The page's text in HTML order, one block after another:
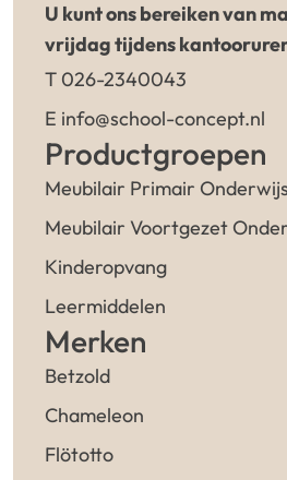
U kunt ons bereiken van
vrijdag tijdens
T 026-2340043
E info@school-concept.nl
Productgroepen
Meubilair Primair Onderwijs
Meubilair Voortgezet
Kinderopvang
Leermiddelen
Merken
Betzold
Chameleon
Flötotto